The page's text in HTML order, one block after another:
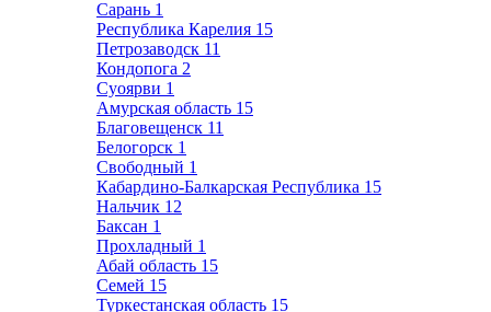
Сарань 1
Республика Карелия 15
Петрозаводск 11
Кондопога 2
Суоярви 1
Амурская область 15
Благовещенск 11
Белогорск 1
Свободный 1
Кабардино-Балкарская Республика 15
Нальчик 12
Баксан 1
Прохладный 1
Абай область 15
Семей 15
Туркестанская область 15